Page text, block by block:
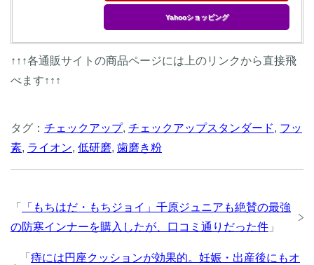
Yahooショッピング
↑↑↑各通販サイトの商品ページには上のリンクから直接飛
べます↑↑↑
タグ： チェックアップ, チェックアップスタンダード, フッ
素, ライオン, 低研磨, 歯磨き粉
「
「もちはだ・もちジョイ」千原ジュニアも絶賛の最強
の防寒インナーを購入したが、口コミ通りだった件 」
「 痔には円座クッションが効果的。妊娠・出産後にもオ